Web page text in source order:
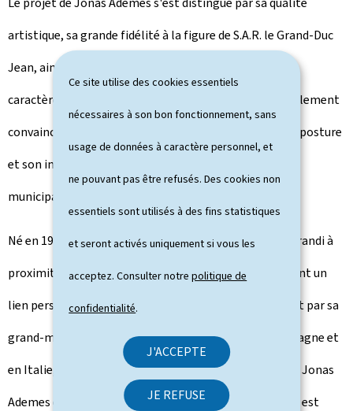
Ce site utilise des cookies essentiels
nécessaires à son bon fonctionnement, sans
usage de données à caractère personnel, et
ne pouvant pas être refusés. Des cookies non
essentiels sont utilisés à des fins statistiques
et seront activés uniquement si vous les
acceptez. Consulter notrepolitique de
confidentialité.
J'ACCEPTE
JE REFUSE
artistique, sa grande fidélité à la figure de S.A.R. le Grand-Duc
Jean, ainsi que par sa capacité à en révéler les traits de
caractère au-delà de la seule apparence. L'oeuvre a également
convaincu par l'expressivité du visage, la justesse de la posture
et son intégration harmonieuse dans le cadre du parc
municipal Édouard André.
Né en 1991 à Bitbourg (Allemagne), Jonas Ademes a grandi à
proximité de la frontière luxembourgeoise et entretient un
lien personnel étroit avec le Grand-Duché, notamment par sa
grand-mère, originaire de Medernach. Formé en Allemagne et
en Italie, où il a collaboré avec des ateliers renommés, Jonas
Ademes est titulaire du diplôme de maître sculpteur. Il est